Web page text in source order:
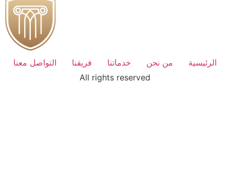
الرئيسية من نحن خدماتنا فريقنا
التواصل معنا
All rights reserved